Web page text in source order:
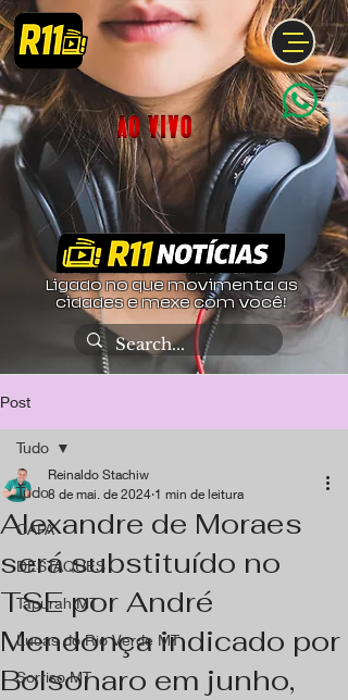
Ligado no que movimenta as
cidades e mexe com você!
Post
Tudo
CAPA
DESTAQUES
Tapurah MT
Lucas do Rio Verde MT
Sorriso MT
Tudo
Alexandre de Moraes
será substituído no
TSE por André
Mendonça indicado por
Bolsonaro em junho,
Reinaldo Stachiw
8 de mai. de 2024 1 min de leitura